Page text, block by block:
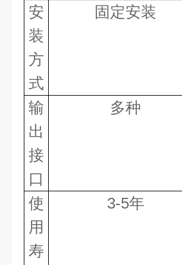
安
装
方
式
固定安装
输
出
接
口
多种
使
用
寿
3-5年